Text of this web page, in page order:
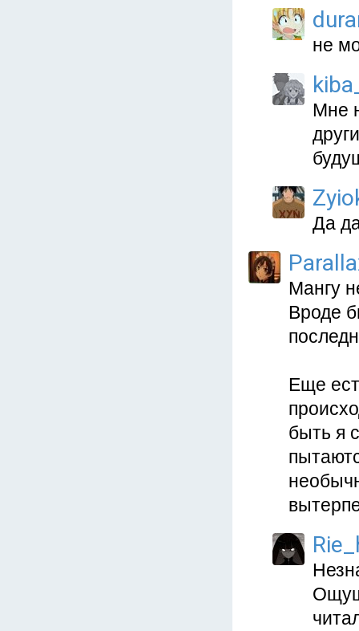
не
Мне
Да
Мангу
Вроде
Еще
быть я